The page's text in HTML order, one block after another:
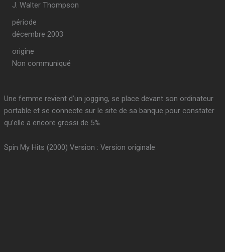
J. Walter Thompson
période
décembre 2003
origine
Non communiqué
Une femme revient d’un jogging, se place devant son ordinateur
portable et se connecte sur le site de sa banque pour constater
qu’elle a encore grossi de 5%.
Spin My Hits (2000) Version : Version originale